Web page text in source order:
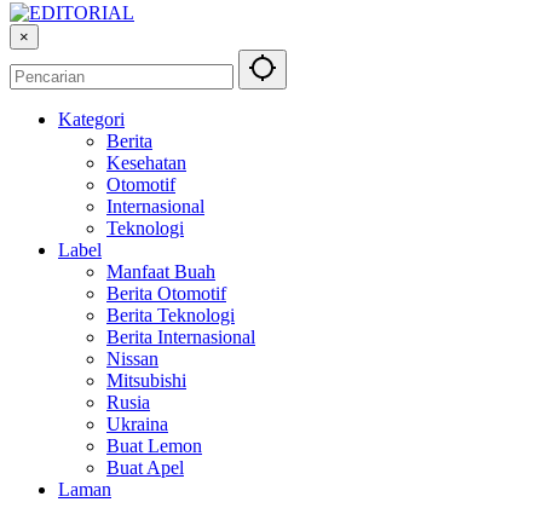
×
Kategori
Berita
Kesehatan
Otomotif
Internasional
Teknologi
Label
Manfaat Buah
Berita Otomotif
Berita Teknologi
Berita Internasional
Nissan
Mitsubishi
Rusia
Ukraina
Buat Lemon
Buat Apel
Laman